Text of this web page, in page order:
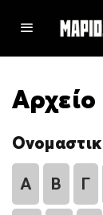
Α Β Γ